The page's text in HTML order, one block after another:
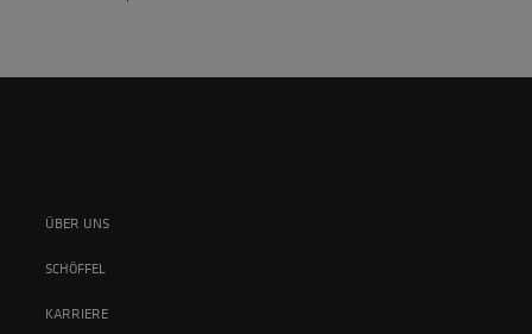
ÜBER UNS
SCHÖFFEL
KARRIERE